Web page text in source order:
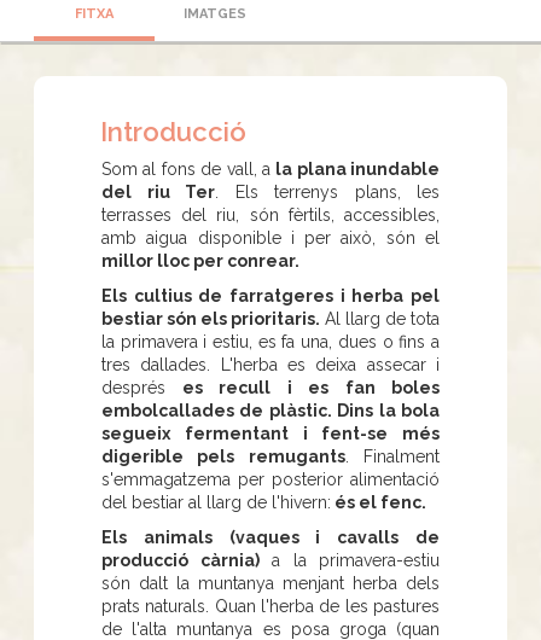
FITXA IMATGES
Introducció
Som al fons de vall, a la plana inundable
del riu Ter . Els terrenys plans, les
terrasses del riu, són fèrtils, accessibles,
amb aigua disponible i per això, són el
millor lloc per conrear.
Els cultius de farratgeres i herba pel
bestiar són els prioritaris. Al llarg de tota
la primavera i estiu, es fa una, dues o fins a
tres dallades. L'herba es deixa assecar i
després es recull i es fan boles
embolcallades de plàstic. Dins la bola
segueix fermentant i fent-se més
digerible pels remugants. Finalment
s'emmagatzema per posterior alimentació
del bestiar al llarg de l'hivern: és el fenc.
Els animals (vaques i cavalls de
producció càrnia)a la primavera-estiu
són dalt la muntanya menjant herba dels
prats naturals. Quan l'herba de les pastures
de l'alta muntanya es posa groga (quan